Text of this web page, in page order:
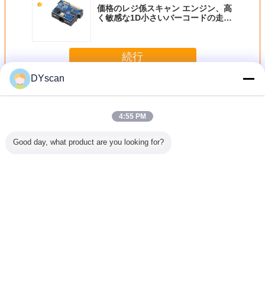
価格のレジ係スキャン エンジン、高
く敏感な1D小さいバーコードの走査
続行
多くバーコード スキャン エンジン
DYscan
4:55 PM
Good day, what product are you looking for?